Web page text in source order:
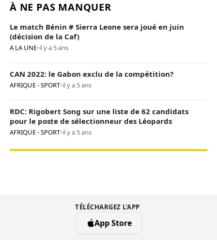
À NE PAS MANQUER
Le match Bénin # Sierra Leone sera joué en juin
(décision de la Caf)
A LA UNE•il y a 5 ans
CAN 2022: le Gabon exclu de la compétition?
AFRIQUE - SPORT•il y a 5 ans
RDC: Rigobert Song sur une liste de 62 candidats
pour le poste de sélectionneur des Léopards
AFRIQUE - SPORT•il y a 5 ans
TÉLÉCHARGEZ L’APP
App Store